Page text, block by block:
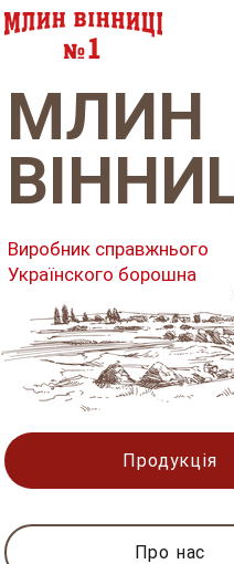
МЛИН
Виробник справжнього
Українского борошна
Продукція
Про нас